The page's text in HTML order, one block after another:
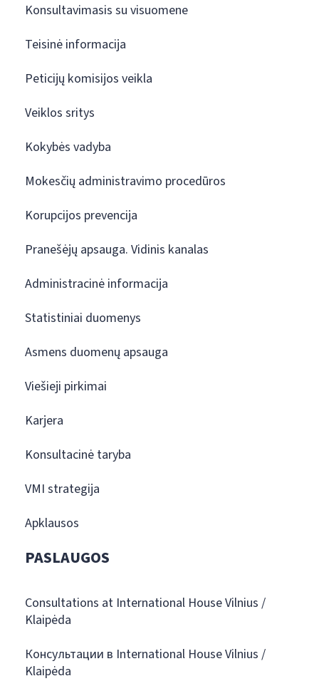
Konsultavimasis su visuomene
Teisinė informacija
Peticijų komisijos veikla
Veiklos sritys
Kokybės vadyba
Mokesčių administravimo procedūros
Korupcijos prevencija
Pranešėjų apsauga. Vidinis kanalas
Administracinė informacija
Statistiniai duomenys
Asmens duomenų apsauga
Viešieji pirkimai
Karjera
Konsultacinė taryba
VMI strategija
Apklausos
PASLAUGOS
Consultations at International House Vilnius /
Klaipėda
Консультации в International House Vilnius /
Klaipėda